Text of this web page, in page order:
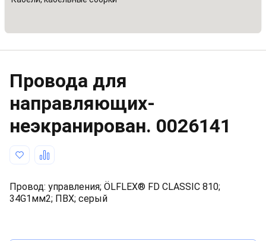
Провода для
направляющих-
неэкранирован. 0026141
Провод: управления; ÖLFLEX® FD CLASSIC 810;
34G1мм2; ПВХ; серый